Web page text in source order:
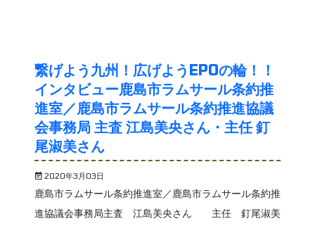
繋げよう九州！広げようEPOの輪！！
インタビュー鹿島市ラムサール条約推
進室／鹿島市ラムサール条約推進協議
会事務局 主査 江島美央さん・主任 釘
尾淑美さん
2020年3月03日
鹿島市ラムサール条約推進室／鹿島市ラムサール条約推
進協議会事務局主査 江島美央さん 主任 釘尾淑美